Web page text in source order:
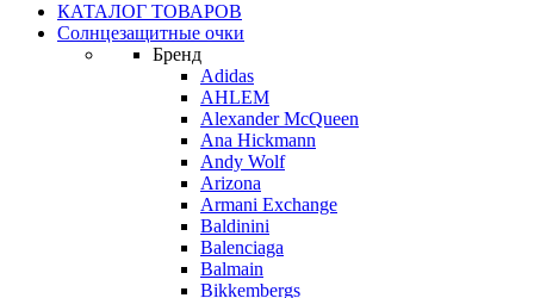
КАТАЛОГ ТОВАРОВ
Солнцезащитные очки
Бренд
Adidas
AHLEM
Alexander McQueen
Ana Hickmann
Andy Wolf
Arizona
Armani Exchange
Baldinini
Balenciaga
Balmain
Bikkembergs